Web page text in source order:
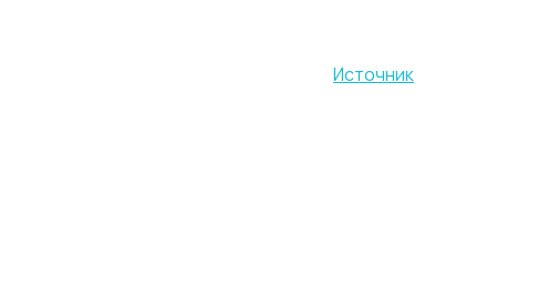
Источник